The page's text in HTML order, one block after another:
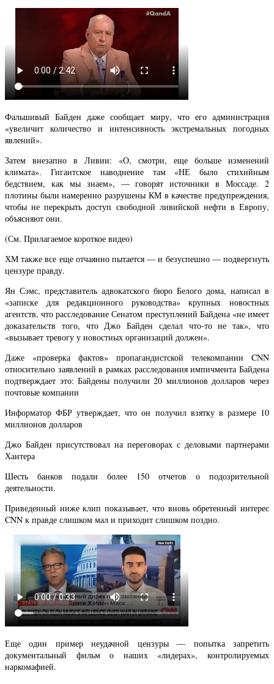
Фальшивый Байден даже сообщает миру, что его администрация
«увеличит количество и интенсивность экстремальных погодных
явлений».
Затем внезапно в Ливии: «О, смотри, еще больше изменений
климата». Гигантское наводнение там «НЕ было стихийным
бедствием, как мы знаем», — говорят источники в Моссаде. 2
плотины были намеренно разрушены КМ в качестве предупреждения,
чтобы не перекрыть доступ свободной ливийской нефти в Европу,
объясняют они.
(См. Прилагаемое короткое видео)
ХМ также все еще отчаянно пытается — и безуспешно — подвергнуть
цензуре правду.
Ян Сэмс, представитель адвокатского бюро Белого дома, написал в
«записке для редакционного руководства» крупных новостных
агентств, что расследование Сенатом преступлений Байдена «не имеет
доказательств того, что Джо Байден сделал что-то не так», что
«вызывает тревогу у новостных организаций должен».
Даже «проверка фактов» пропагандистской телекомпании CNN
относительно заявлений в рамках расследования импичмента Байдена
подтверждает это: Байдены получили 20 миллионов долларов через
почтовые компании
Информатор ФБР утверждает, что он получил взятку в размере 10
миллионов долларов
Джо Байден присутствовал на переговорах с деловыми партнерами
Хантера
Шесть банков подали более 150 отчетов о подозрительной
деятельности.
Приведенный ниже клип показывает, что вновь обретенный интерес
CNN к правде слишком мал и приходит слишком поздно.
Еще один пример неудачной цензуры — попытка запретить
документальный фильм о наших «лидерах», контролируемых
наркомафией.